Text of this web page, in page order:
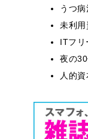
うつ
未利
ITフ
夜の
人的